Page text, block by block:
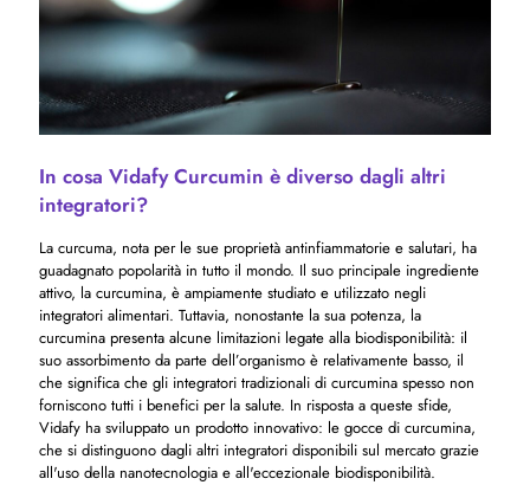
In cosa Vidafy Curcumin è diverso dagli altri
integratori?
La curcuma, nota per le sue proprietà antinfiammatorie e salutari, ha
guadagnato popolarità in tutto il mondo. Il suo principale ingrediente
attivo, la curcumina, è ampiamente studiato e utilizzato negli
integratori alimentari. Tuttavia, nonostante la sua potenza, la
curcumina presenta alcune limitazioni legate alla biodisponibilità: il
suo assorbimento da parte dell’organismo è relativamente basso, il
che significa che gli integratori tradizionali di curcumina spesso non
forniscono tutti i benefici per la salute. In risposta a queste sfide,
Vidafy ha sviluppato un prodotto innovativo: le gocce di curcumina,
che si distinguono dagli altri integratori disponibili sul mercato grazie
all'uso della nanotecnologia e all'eccezionale biodisponibilità.